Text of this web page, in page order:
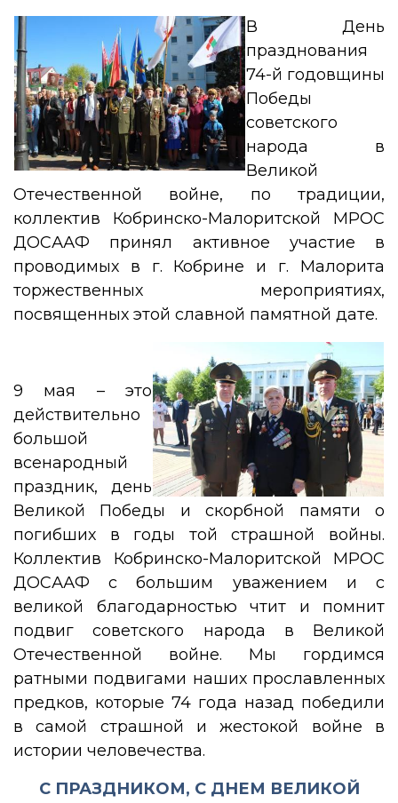
В День
празднования
74-й годовщины
Победы
советского
народа в
Великой
Отечественной войне, по традиции,
коллектив Кобринско-Малоритской МРОС
ДОСААФ принял активное участие в
проводимых в г. Кобрине и г. Малорита
торжественных мероприятиях,
посвященных этой славной памятной дате.
9 мая – это
действительно
большой
всенародный
праздник, день
Великой Победы и скорбной памяти о
погибших в годы той страшной войны.
Коллектив Кобринско-Малоритской МРОС
ДОСААФ с большим уважением и с
великой благодарностью чтит и помнит
подвиг советского народа в Великой
Отечественной войне. Мы гордимся
ратными подвигами наших прославленных
предков, которые 74 года назад победили
в самой страшной и жестокой войне в
истории человечества.
С ПРАЗДНИКОМ, С ДНЕМ ВЕЛИКОЙ